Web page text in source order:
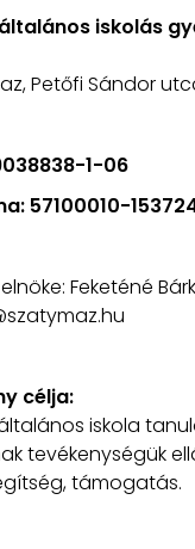
iskolás
Petőfi Sándor
1-06
57100010-
Feketéné
célja:
iskola
tevékenységük
támogatás.